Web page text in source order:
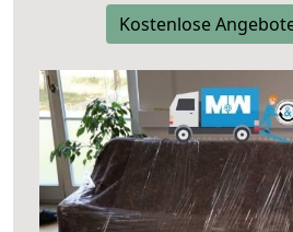
Kostenlose